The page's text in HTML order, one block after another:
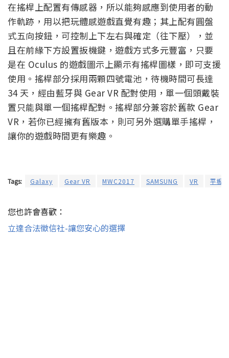
在搖桿上配置有傳感器，所以能夠感應到使用者的動
作軌跡，用以把玩體感遊戲直覺有趣；其上配有圓盤
式五向按鈕，可控制上下左右與確定（往下壓），並
且在前緣下方設置扳機鍵，遊戲方式多元豐富，只要
是在 Oculus 的遊戲圖示上顯示有搖桿圖樣，即可支援
使用。搖桿部分採用兩顆四號電池，待機時間可長達
34 天，經由藍牙與 Gear VR 配對使用，單一個頭戴裝
置只能與單一個搖桿配對。搖桿部分兼容於舊款 Gear
VR，若你已經擁有舊版本，則可另外選購單手搖桿，
讓你的遊戲時間更有樂趣。
Tags: Galaxy Gear VR MWC2017 SAMSUNG VR 平板
您也許會喜歡：
立達合法徵信社-讓您安心的選擇